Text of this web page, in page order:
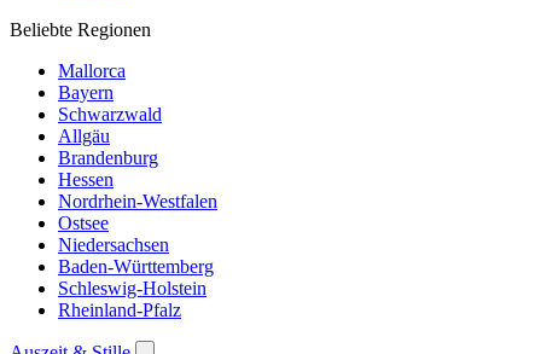
Beliebte Regionen
Mallorca
Bayern
Schwarzwald
Allgäu
Brandenburg
Hessen
Nordrhein-Westfalen
Ostsee
Niedersachsen
Baden-Württemberg
Schleswig-Holstein
Rheinland-Pfalz